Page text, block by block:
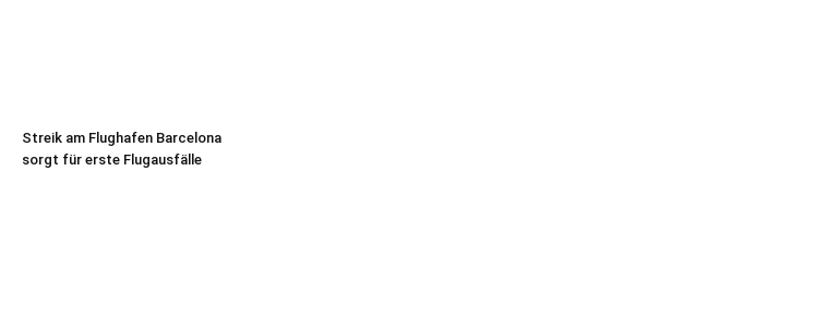
Streik am Flughafen Barcelona
sorgt für erste Flugausfälle